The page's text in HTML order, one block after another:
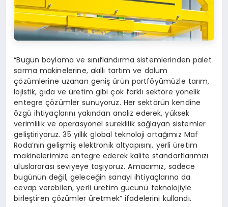
“Bugün boylama ve sınıflandırma sistemlerinden palet
sarma makinelerine, akıllı tartım ve dolum
çözümlerine uzanan geniş ürün portföyümüzle tarım,
lojistik, gıda ve üretim gibi çok farklı sektöre yönelik
entegre çözümler sunuyoruz. Her sektörün kendine
özgü ihtiyaçlarını yakından analiz ederek, yüksek
verimlilik ve operasyonel süreklilik sağlayan sistemler
geliştiriyoruz. 35 yıllık global teknoloji ortağımız Maf
Roda’nın gelişmiş elektronik altyapısını, yerli üretim
makinelerimize entegre ederek kalite standartlarımızı
uluslararası seviyeye taşıyoruz. Amacımız, sadece
bugünün değil, geleceğin sanayi ihtiyaçlarına da
cevap verebilen, yerli üretim gücünü teknolojiyle
birleştiren çözümler üretmek” ifadelerini kullandı.